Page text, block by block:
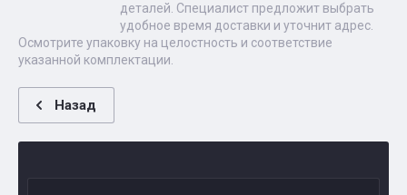
деталей. Специалист предложит выбрать
удобное время доставки и уточнит адрес.
Осмотрите упаковку на целостность и соответствие
указанной комплектации.
Назад